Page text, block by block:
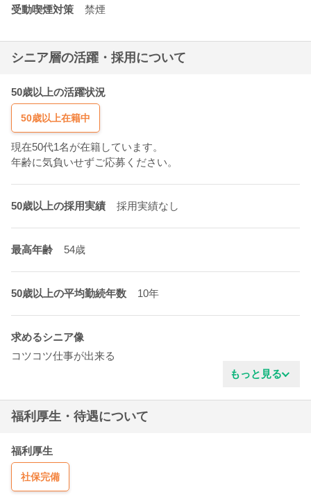
受動喫煙対策 禁煙
シニア層の活躍・採用について
50歳以上の活躍状況
50歳以上在籍中
現在50代1名が在籍しています。
年齢に気負いせずご応募ください。
50歳以上の採用実績 採用実績なし
最高年齢 54歳
50歳以上の平均勤続年数 10年
求めるシニア像
コツコツ仕事が出来る
協調性がある
新しい事を学ぶ姿勢
もっと見る
福利厚生・待遇について
福利厚生
社保完備